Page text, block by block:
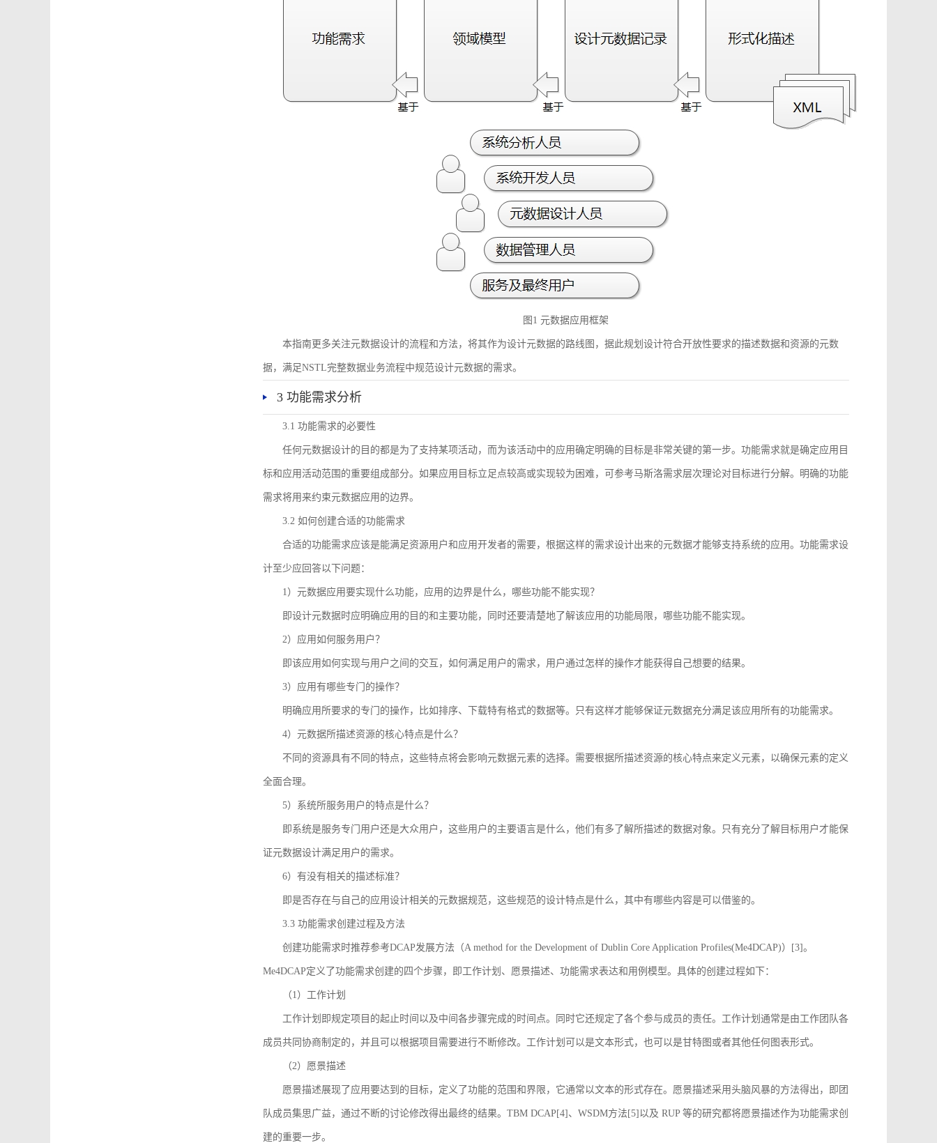
图1 元数据应用框架
本指南更多关注元数据设计的流程和方法，将其作为设计元数据的路线图，据此规划设计符合开放性要求的描述数据和资源的元数
据，满足NSTL完整数据业务流程中规范设计元数据的需求。
3 功能需求分析
3.1 功能需求的必要性
任何元数据设计的目的都是为了支持某项活动，而为该活动中的应用确定明确的目标是非常关键的第一步。功能需求就是确定应用目
标和应用活动范围的重要组成部分。如果应用目标立足点较高或实现较为困难，可参考马斯洛需求层次理论对目标进行分解。明确的功能
需求将用来约束元数据应用的边界。
3.2 如何创建合适的功能需求
合适的功能需求应该是能满足资源用户和应用开发者的需要，根据这样的需求设计出来的元数据才能够支持系统的应用。功能需求设
计至少应回答以下问题：
1）元数据应用要实现什么功能，应用的边界是什么，哪些功能不能实现？
即设计元数据时应明确应用的目的和主要功能，同时还要清楚地了解该应用的功能局限，哪些功能不能实现。
2）应用如何服务用户？
即该应用如何实现与用户之间的交互，如何满足用户的需求，用户通过怎样的操作才能获得自己想要的结果。
3）应用有哪些专门的操作？
明确应用所要求的专门的操作，比如排序、下载特有格式的数据等。只有这样才能够保证元数据充分满足该应用所有的功能需求。
4）元数据所描述资源的核心特点是什么？
不同的资源具有不同的特点，这些特点将会影响元数据元素的选择。需要根据所描述资源的核心特点来定义元素，以确保元素的定义
全面合理。
5）系统所服务用户的特点是什么？
即系统是服务专门用户还是大众用户，这些用户的主要语言是什么，他们有多了解所描述的数据对象。只有充分了解目标用户才能保
证元数据设计满足用户的需求。
6）有没有相关的描述标准？
即是否存在与自己的应用设计相关的元数据规范，这些规范的设计特点是什么，其中有哪些内容是可以借鉴的。
3.3 功能需求创建过程及方法
创建功能需求时推荐参考DCAP发展方法（A method for the Development of Dublin Core Application Profiles(Me4DCAP)）[3]。
Me4DCAP定义了功能需求创建的四个步骤，即工作计划、愿景描述、功能需求表达和用例模型。具体的创建过程如下：
（1）工作计划
工作计划即规定项目的起止时间以及中间各步骤完成的时间点。同时它还规定了各个参与成员的责任。工作计划通常是由工作团队各
成员共同协商制定的，并且可以根据项目需要进行不断修改。工作计划可以是文本形式，也可以是甘特图或者其他任何图表形式。
（2）愿景描述
愿景描述展现了应用要达到的目标，定义了功能的范围和界限，它通常以文本的形式存在。愿景描述采用头脑风暴的方法得出，即团
队成员集思广益，通过不断的讨论修改得出最终的结果。TBM DCAP[4]、WSDM方法[5]以及 RUP 等的研究都将愿景描述作为功能需求创
建的重要一步。